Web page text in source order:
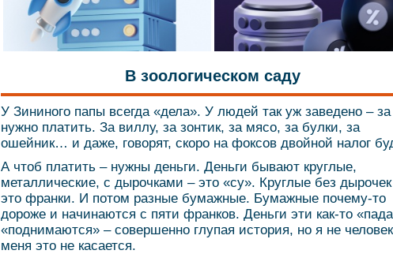
В зоологическом саду
У Зининого папы всегда «дела». У людей так уж заведено –
нужно платить. За виллу, за зонтик, за мясо, за булки, за
ошейник… и даже, говорят, скоро на фоксов двойной налог
А чтоб платить – нужны деньги. Деньги бывают круглые,
металлические, с дырочками – это «су». Круглые без
это франки. И потом разные бумажные. Бумажные почему-то
дороже и начинаются с пяти франков. Деньги эти как-то
«поднимаются» – совершенно глупая история, но я не
меня это не касается.